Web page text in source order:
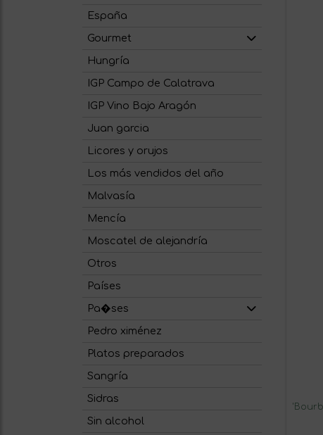
España
Gourmet
Hungría
IGP Campo de Calatrava
IGP Vino Bajo Aragón
Juan garcia
Licores y orujos
Los más vendidos del año
Malvasía
Mencía
Moscatel de alejandría
Otros
Países
Pa�ses
Pedro ximénez
Platos preparados
Sangría
Sidras
Sin alcohol